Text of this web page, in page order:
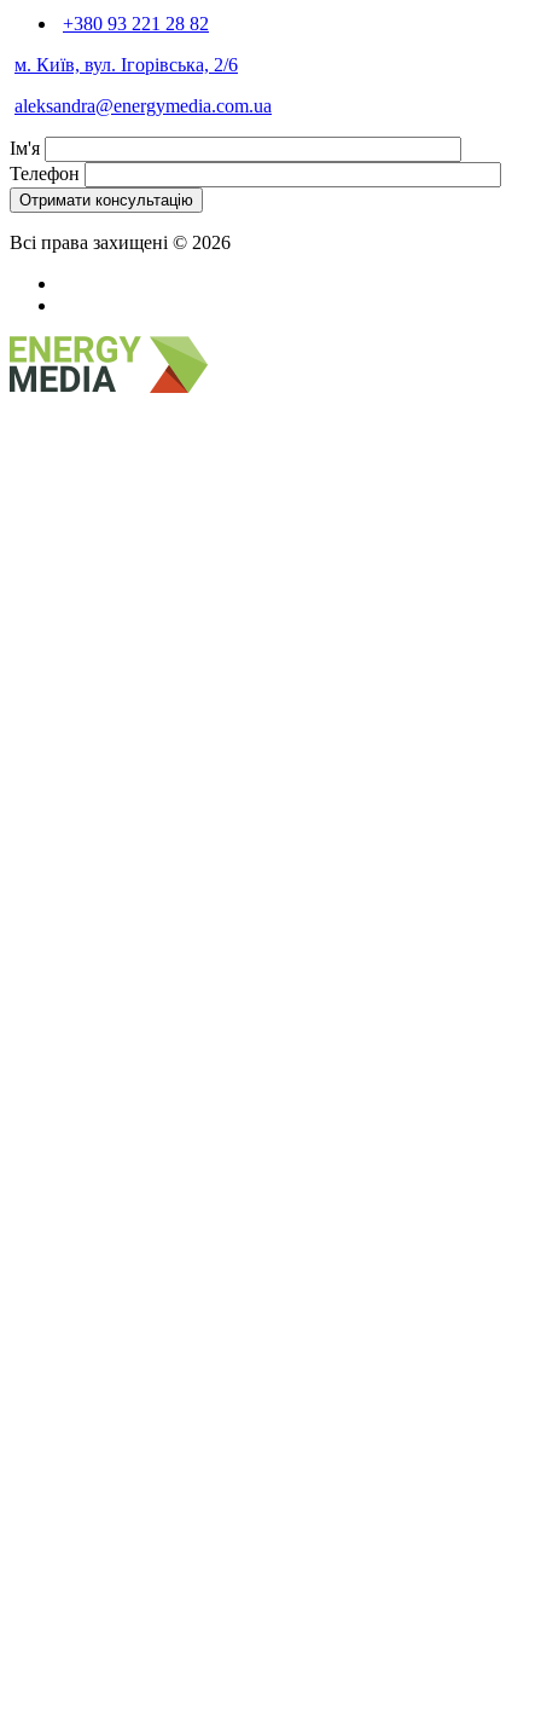
+380 93 221 28 82
м. Київ, вул. Ігорівська, 2/6
aleksandra@energymedia.com.ua
Ім'я
Телефон
Всі права захищені © 2026